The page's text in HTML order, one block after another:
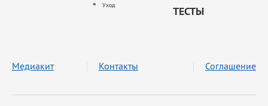
Уход
ТЕСТЫ
Медиакит Контакты Соглашение